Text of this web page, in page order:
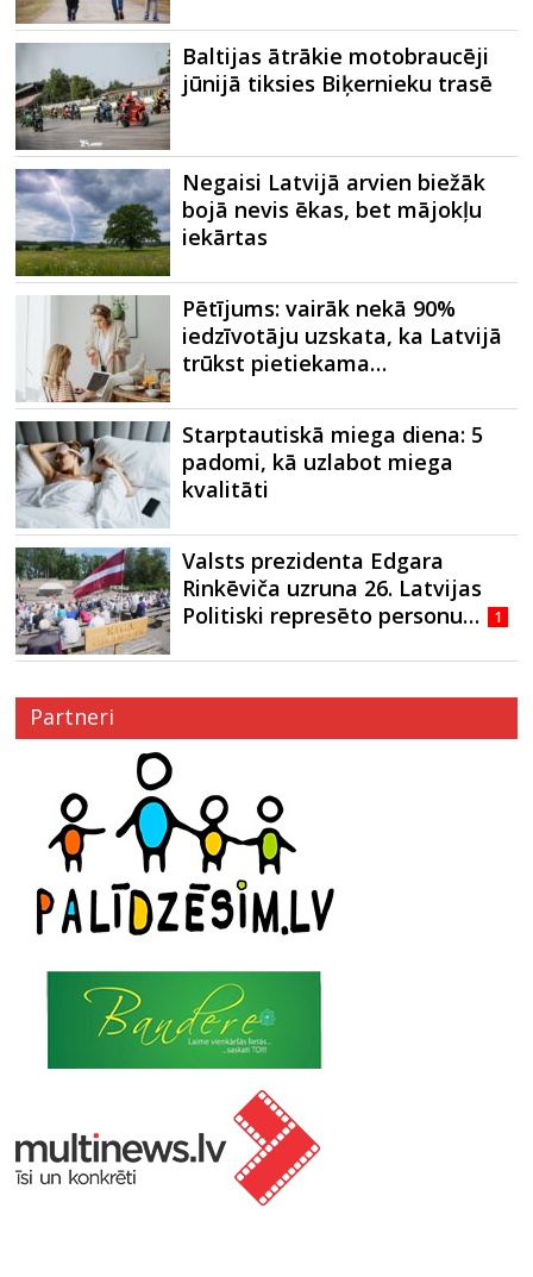
Baltijas ātrākie motobraucēji
jūnijā tiksies Biķernieku trasē
Negaisi Latvijā arvien biežāk
bojā nevis ēkas, bet mājokļu
iekārtas
Pētījums: vairāk nekā 90%
iedzīvotāju uzskata, ka Latvijā
trūkst pietiekama…
Starptautiskā miega diena: 5
padomi, kā uzlabot miega
kvalitāti
Valsts prezidenta Edgara
Rinkēviča uzruna 26. Latvijas
Politiski represēto personu…
1
Partneri